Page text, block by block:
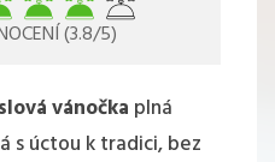
(3.8/5)
vánočka plná
s úctou k tradici, bez